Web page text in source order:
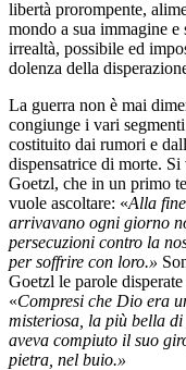
libertà prorompente,
mondo a sua immagine
irrealtà, possibile ed
dolenza della
La guerra non è mai
congiunge i vari
costituito dai rumori e
dispensatrice di morte.
Goetzl, che in un primo
vuole ascoltare: «Alla
arrivavano ogni giorno
persecuzioni contro la
per soffrire con loro.»
Goetzl le parole
«Compresi che Dio era
misteriosa, la più bella di
aveva compiuto il suo
pietra, nel buio.»